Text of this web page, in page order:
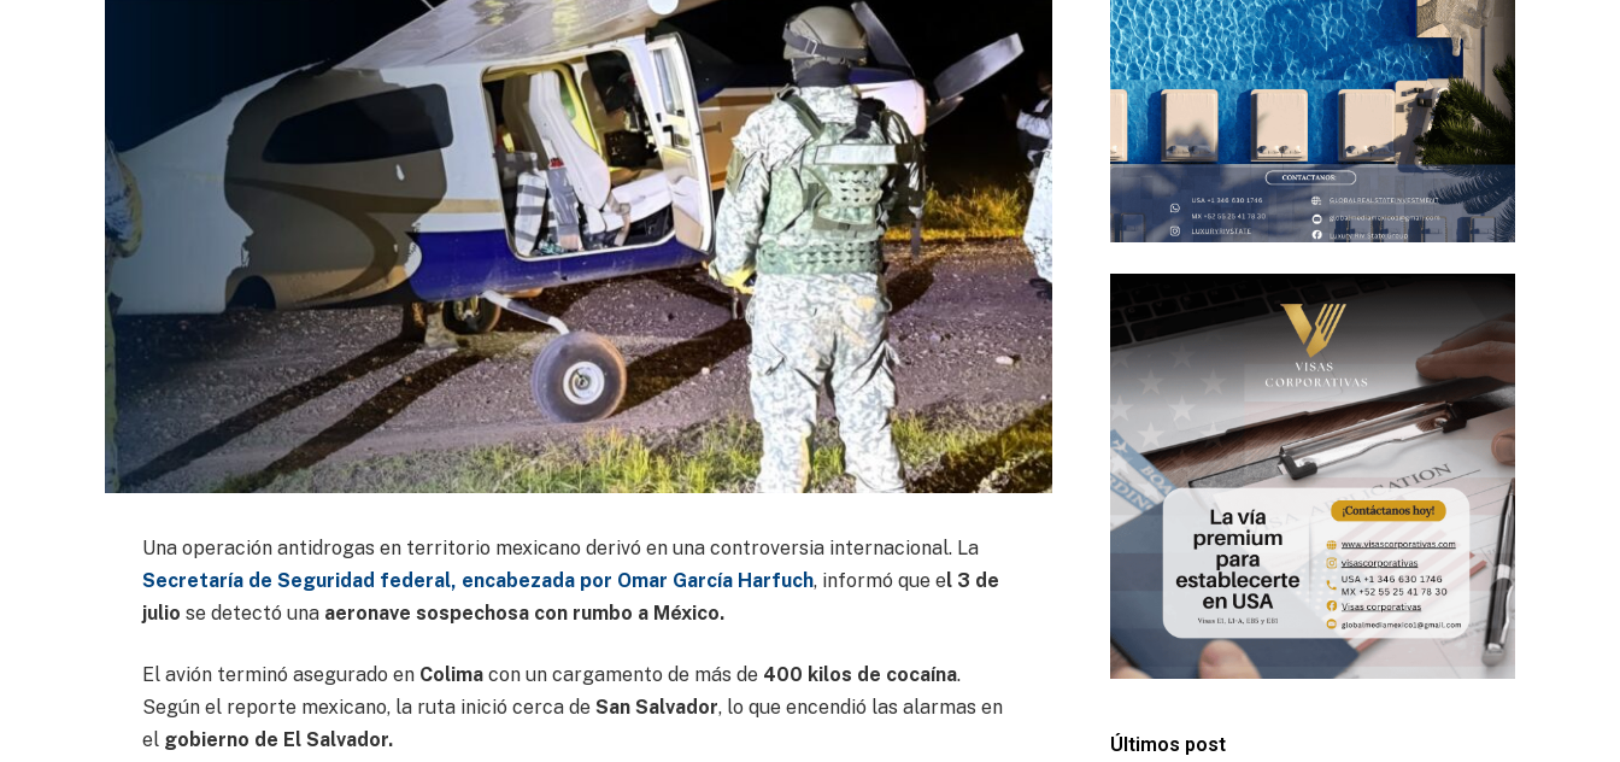
Una operación antidrogas en territorio mexicano derivó en una controversia internacional. La
Secretaría de Seguridad federal, encabezada por Omar García Harfuch, informó que el 3 de
julio se detectó una aeronave sospechosa con rumbo a México.
El avión terminó asegurado enColimacon un cargamento de más de 400 kilos de cocaína.
Según el reporte mexicano, la ruta inició cerca deSan Salvador, lo que encendió las alarmas en
elgobierno de El Salvador. Últimos post